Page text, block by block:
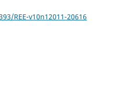
REE-v10n12011-20616